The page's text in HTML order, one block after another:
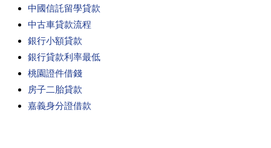
中國信託留學貸款
中古車貸款流程
銀行小額貸款
銀行貸款利率最低
桃園證件借錢
房子二胎貸款
嘉義身分證借款